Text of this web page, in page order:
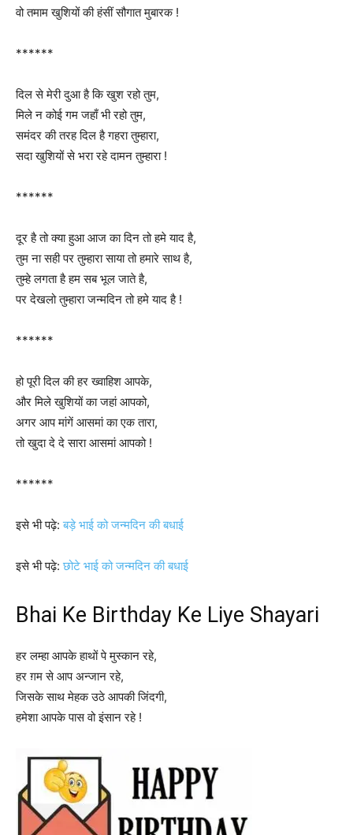
वो तमाम खुशियों की हंसीं सौगात मुबारक !
******
दिल से मेरी दुआ है कि खुश रहो तुम,
मिले न कोई गम जहाँ भी रहो तुम,
समंदर की तरह दिल है गहरा तुम्हारा,
सदा खुशियों से भरा रहे दामन तुम्हारा !
******
दूर है तो क्या हुआ आज का दिन तो हमे याद है,
तुम ना सही पर तुम्हारा साया तो हमारे साथ है,
तुम्हे लगता है हम सब भूल जाते है,
पर देखलो तुम्हारा जन्मदिन तो हमे याद है !
******
हो पूरी दिल की हर ख्वाहिश आपके,
और मिले खुशियों का जहां आपको,
अगर आप मांगें आसमां का एक तारा,
तो खुदा दे दे सारा आसमां आपको !
******
इसे भी पढ़े:बड़े भाई को जन्मदिन की बधाई
इसे भी पढ़े:छोटे भाई को जन्मदिन की बधाई
Bhai Ke Birthday Ke Liye Shayari
हर लम्हा आपके हाथों पे मुस्कान रहे,
हर ग़म से आप अन्जान रहे,
जिसके साथ मेहक उठे आपकी जिंदगी,
हमेशा आपके पास वो इंसान रहे !